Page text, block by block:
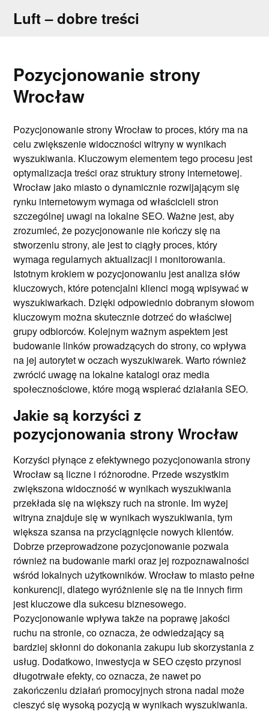
Luft – dobre treści
Pozycjonowanie strony
Wrocław
Pozycjonowanie strony Wrocław to proces, który ma na
celu zwiększenie widoczności witryny w wynikach
wyszukiwania. Kluczowym elementem tego procesu jest
optymalizacja treści oraz struktury strony internetowej.
Wrocław jako miasto o dynamicznie rozwijającym się
rynku internetowym wymaga od właścicieli stron
szczególnej uwagi na lokalne SEO. Ważne jest, aby
zrozumieć, że pozycjonowanie nie kończy się na
stworzeniu strony, ale jest to ciągły proces, który
wymaga regularnych aktualizacji i monitorowania.
Istotnym krokiem w pozycjonowaniu jest analiza słów
kluczowych, które potencjalni klienci mogą wpisywać w
wyszukiwarkach. Dzięki odpowiednio dobranym słowom
kluczowym można skutecznie dotrzeć do właściwej
grupy odbiorców. Kolejnym ważnym aspektem jest
budowanie linków prowadzących do strony, co wpływa
na jej autorytet w oczach wyszukiwarek. Warto również
zwrócić uwagę na lokalne katalogi oraz media
społecznościowe, które mogą wspierać działania SEO.
Jakie są korzyści z
pozycjonowania strony Wrocław
Korzyści płynące z efektywnego pozycjonowania strony
Wrocław są liczne i różnorodne. Przede wszystkim
zwiększona widoczność w wynikach wyszukiwania
przekłada się na większy ruch na stronie. Im wyżej
witryna znajduje się w wynikach wyszukiwania, tym
większa szansa na przyciągnięcie nowych klientów.
Dobrze przeprowadzone pozycjonowanie pozwala
również na budowanie marki oraz jej rozpoznawalności
wśród lokalnych użytkowników. Wrocław to miasto pełne
konkurencji, dlatego wyróżnienie się na tle innych firm
jest kluczowe dla sukcesu biznesowego.
Pozycjonowanie wpływa także na poprawę jakości
ruchu na stronie, co oznacza, że odwiedzający są
bardziej skłonni do dokonania zakupu lub skorzystania z
usług. Dodatkowo, inwestycja w SEO często przynosi
długotrwałe efekty, co oznacza, że nawet po
zakończeniu działań promocyjnych strona nadal może
cieszyć się wysoką pozycją w wynikach wyszukiwania.